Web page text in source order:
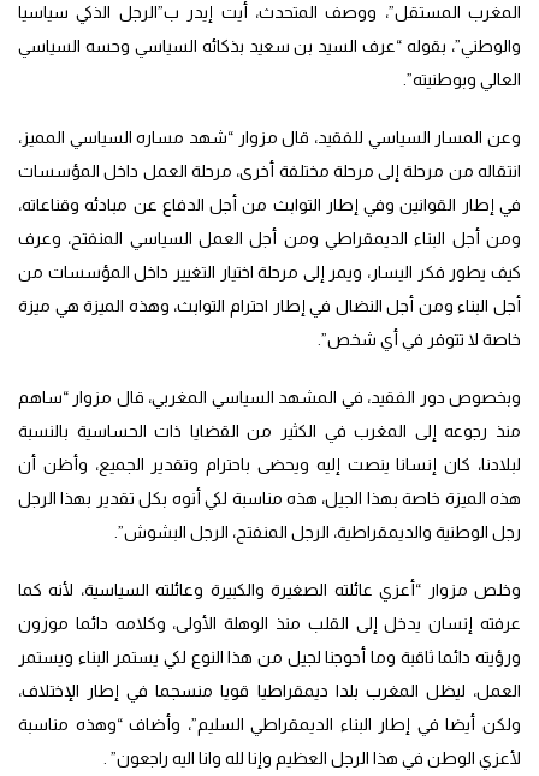
المغرب المستقل”، ووصف المتحدث، أيت إيدر ب”الرجل الذكي سياسيا
والوطني”، بقوله “عرف السيد بن سعيد بذكائه السياسي وحسه السياسي
العالي وبوطنيته”.
وعن المسار السياسي للفقيد، قال مزوار “شهد مساره السياسي المميز،
انتقاله من مرحلة إلى مرحلة مختلفة أخرى، مرحلة العمل داخل المؤسسات
في إطار القوانين وفي إطار التوابث من أجل الدفاع عن مبادئه وقناعاته،
ومن أجل البناء الديمقراطي ومن أجل العمل السياسي المنفتح، وعرف
كيف يطور فكر اليسار، ويمر إلى مرحلة اختيار التغيير داخل المؤسسات من
أجل البناء ومن أجل النضال في إطار احترام التوابث، وهذه الميزة هي ميزة
خاصة لا تتوفر في أي شخص”.
وبخصوص دور الفقيد، في المشهد السياسي المغربي، قال مزوار “ساهم
منذ رجوعه إلى المغرب في الكثير من القضايا ذات الحساسية بالنسبة
لبلادنا، كان إنسانا ينصت إليه ويحضى باحترام وتقدير الجميع، وأظن أن
هذه الميزة خاصة بهذا الجيل، هذه مناسبة لكي أنوه بكل تقدير بهذا الرجل
رجل الوطنية والديمقراطية، الرجل المنفتح، الرجل البشوش”.
وخلص مزوار “أعزي عائلته الصغيرة والكبيرة وعائلته السياسية، لأنه كما
عرفته إنسان يدخل إلى القلب منذ الوهلة الأولى، وكلامه دائما موزون
ورؤيته دائما ثاقبة وما أحوجنا لجيل من هذا النوع لكي يستمر البناء ويستمر
العمل، ليظل المغرب بلدا ديمقراطيا قويا منسجما في إطار الإختلاف،
ولكن أيضا في إطار البناء الديمقراطي السليم”، وأضاف “وهذه مناسبة
لأعزي الوطن في هذا الرجل العظيم وإنا لله وانا اليه راجعون” .